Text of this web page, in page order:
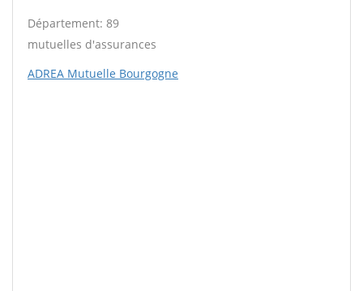
Département: 89
mutuelles d'assurances
ADREA Mutuelle Bourgogne